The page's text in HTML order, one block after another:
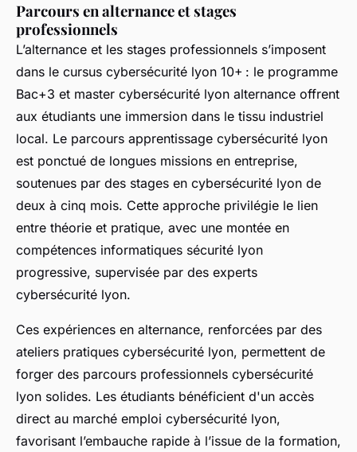
Parcours en alternance et stages
professionnels
L’alternance et les stages professionnels s’imposent
dans le cursus cybersécurité lyon 10+ : le programme
Bac+3 et master cybersécurité lyon alternance offrent
aux étudiants une immersion dans le tissu industriel
local. Le parcours apprentissage cybersécurité lyon
est ponctué de longues missions en entreprise,
soutenues par des stages en cybersécurité lyon de
deux à cinq mois. Cette approche privilégie le lien
entre théorie et pratique, avec une montée en
compétences informatiques sécurité lyon
progressive, supervisée par des experts
cybersécurité lyon.
Ces expériences en alternance, renforcées par des
ateliers pratiques cybersécurité lyon, permettent de
forger des parcours professionnels cybersécurité
lyon solides. Les étudiants bénéficient d'un accès
direct au marché emploi cybersécurité lyon,
favorisant l’embauche rapide à l’issue de la formation,